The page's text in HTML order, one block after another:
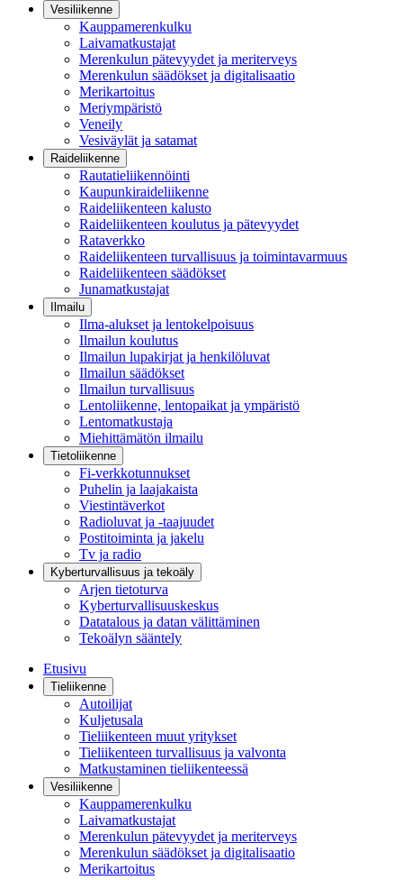
Vesiliikenne
Kauppamerenkulku
Laivamatkustajat
Merenkulun pätevyydet ja meriterveys
Merenkulun säädökset ja digitalisaatio
Merikartoitus
Meriympäristö
Veneily
Vesiväylät ja satamat
Raideliikenne
Rautatieliikennöinti
Kaupunkiraideliikenne
Raideliikenteen kalusto
Raideliikenteen koulutus ja pätevyydet
Rataverkko
Raideliikenteen turvallisuus ja toimintavarmuus
Raideliikenteen säädökset
Junamatkustajat
Ilmailu
Ilma-alukset ja lentokelpoisuus
Ilmailun koulutus
Ilmailun lupakirjat ja henkilöluvat
Ilmailun säädökset
Ilmailun turvallisuus
Lentoliikenne, lentopaikat ja ympäristö
Lentomatkustaja
Miehittämätön ilmailu
Tietoliikenne
Fi-verkkotunnukset
Puhelin ja laajakaista
Viestintäverkot
Radioluvat ja -taajuudet
Postitoiminta ja jakelu
Tv ja radio
Kyberturvallisuus ja tekoäly
Arjen tietoturva
Kyberturvallisuuskeskus
Datatalous ja datan välittäminen
Tekoälyn sääntely
Etusivu
Tieliikenne
Autoilijat
Kuljetusala
Tieliikenteen muut yritykset
Tieliikenteen turvallisuus ja valvonta
Matkustaminen tieliikenteessä
Vesiliikenne
Kauppamerenkulku
Laivamatkustajat
Merenkulun pätevyydet ja meriterveys
Merenkulun säädökset ja digitalisaatio
Merikartoitus